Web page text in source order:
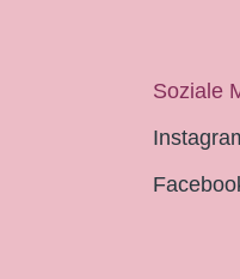
Soziale